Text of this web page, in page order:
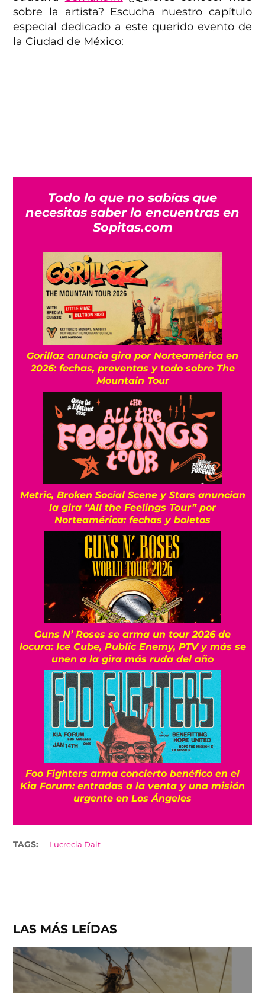
sobre la artista? Escucha nuestro capítulo
especial dedicado a este querido evento de
la Ciudad de México:
Todo lo que no sabías que
necesitas saber lo encuentras en
Sopitas.com
Gorillaz anuncia gira por Norteamérica en
2026: fechas, preventas y todo sobre The
Mountain Tour
Metric, Broken Social Scene y Stars anuncian
la gira “All the Feelings Tour” por
Norteamérica: fechas y boletos
Guns N’ Roses se arma un tour 2026 de
locura: Ice Cube, Public Enemy, PTV y más se
unen a la gira más ruda del año
Foo Fighters arma concierto benéfico en el
Kia Forum: entradas a la venta y una misión
urgente en Los Ángeles
TAGS: Lucrecia Dalt
LAS MÁS LEÍDAS